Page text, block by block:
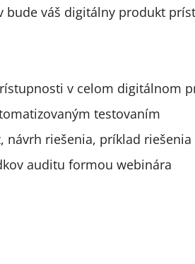
bude váš digitálny produkt
v celom digitálnom
testovaním
návrh riešenia, príklad riešenia
auditu formou webinára